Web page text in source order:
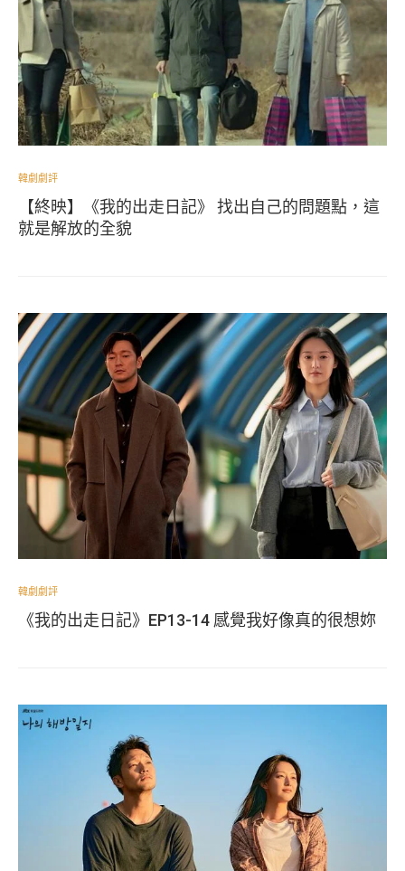
韓劇劇評
【終映】《我的出走日記》 找出自己的問題點，這
就是解放的全貌
韓劇劇評
《我的出走日記》EP13-14 感覺我好像真的很想妳